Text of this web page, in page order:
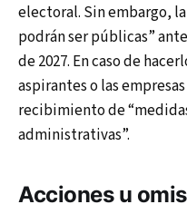
electoral. Sin embargo,
podrán ser públicas”
de 2027. En caso de
aspirantes o las
recibimiento de
administrativas”.
Acciones u